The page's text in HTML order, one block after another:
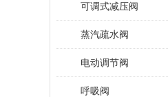
可调式减压阀
蒸汽疏水阀
电动调节阀
呼吸阀